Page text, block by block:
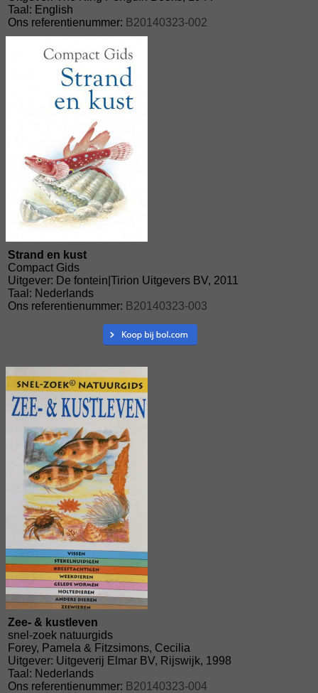
Taal: English
Ons referentienummer: B20140323-002
Strand en kust
Compact Gids
Uitgever: De fontein|Tirion Uitgevers BV, 2011
Taal: Nederlands
Ons referentienummer: B20140323-003
Zee- & kustleven
snel-zoek natuurgids
Forey, Pamela & Fitzsimons, Cecilia
Uitgever: Uitgeverij Elmar BV, Rijswijk, 1998
Taal: Nederlands
Ons referentienummer: B20140323-004